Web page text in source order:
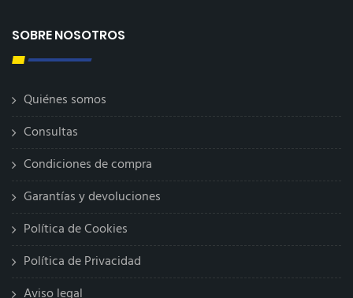
SOBRE NOSOTROS
Quiénes somos
Consultas
Condiciones de compra
Garantías y devoluciones
Política de Cookies
Política de Privacidad